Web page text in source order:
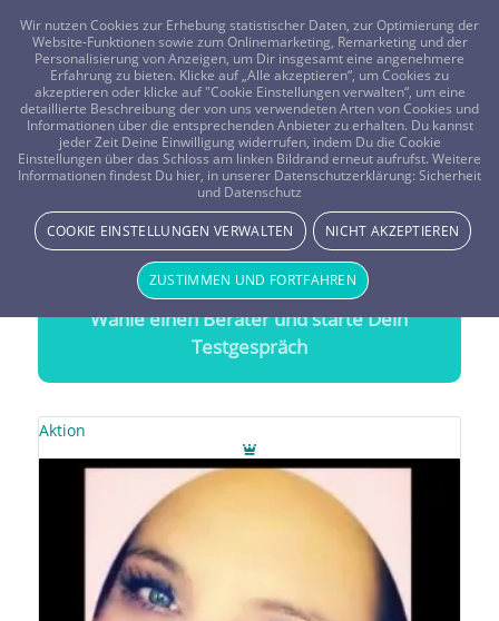
FRAGEN? KOSTENLOS ANRUFEN: 0800-8478266
Zigeunerkarten Kartenleger
Treffsichere Beratung durchZigeunerkarten
20 Minuten gratis Testen
Wähle einen Berater und starte Dein
Testgespräch
Aktion
Wir nutzen Cookies zur Erhebung statistischer Daten, zur Optimierung der
Website-Funktionen sowie zum Onlinemarketing, Remarketing und der
Personalisierung von Anzeigen, um Dir insgesamt eine angenehmere
Erfahrung zu bieten. Klicke auf „Alle akzeptieren“, um Cookies zu
akzeptieren oder klicke auf "Cookie Einstellungen verwalten“, um eine
detaillierte Beschreibung der von uns verwendeten Arten von Cookies und
Informationen über die entsprechenden Anbieter zu erhalten. Du kannst
jeder Zeit Deine Einwilligung widerrufen, indem Du die Cookie
Einstellungen über das Schloss am linken Bildrand erneut aufrufst. Weitere
Informationen findest Du hier, in unserer Datenschutzerklärung: Sicherheit
und Datenschutz
COOKIE EINSTELLUNGEN VERWALTEN NICHT AKZEPTIEREN
ZUSTIMMEN UND FORTFAHREN